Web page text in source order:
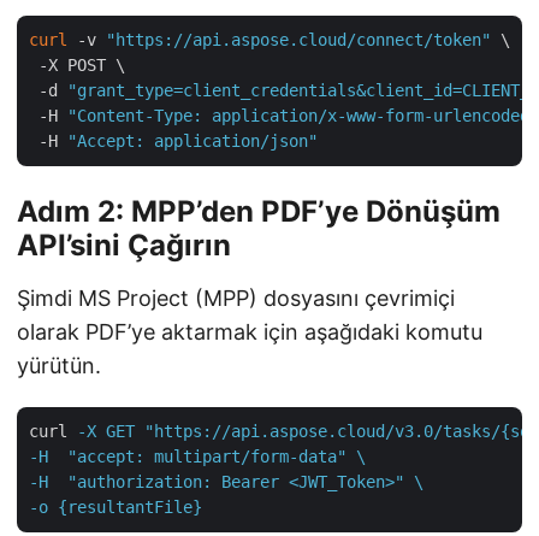
curl -v "https://api.aspose.cloud/connect/token"
\
-X POST \
-d
-H
"Content-Type: application/x-www-form-urlencoded"
-H
"Accept: application/json"
Adım 2: MPP’den PDF’ye Dönüşüm
API’sini Çağırın
Şimdi MS Project (MPP) dosyasını çevrimiçi
olarak PDF’ye aktarmak için aşağıdaki komutu
yürütün.
curl
-X GET "https://api.aspose.cloud/v3.0/tasks/
-H  "accept: multipart/form-data" \
-H  "authorization: Bearer <JWT_Token>" \
-o {resultantFile}